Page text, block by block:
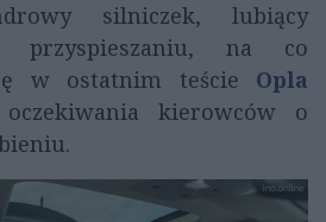
silniczek, lubiący
przyspieszaniu, na co
w ostatnim teście Opla
kierowców o